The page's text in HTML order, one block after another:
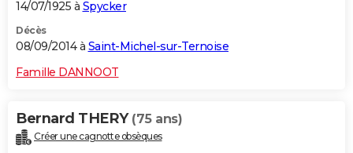
14/07/1925 à Spycker
Décès
08/09/2014 à Saint-Michel-sur-Ternoise
Famille DANNOOT
Bernard THERY (75 ans)
Créer une cagnotte obsèques